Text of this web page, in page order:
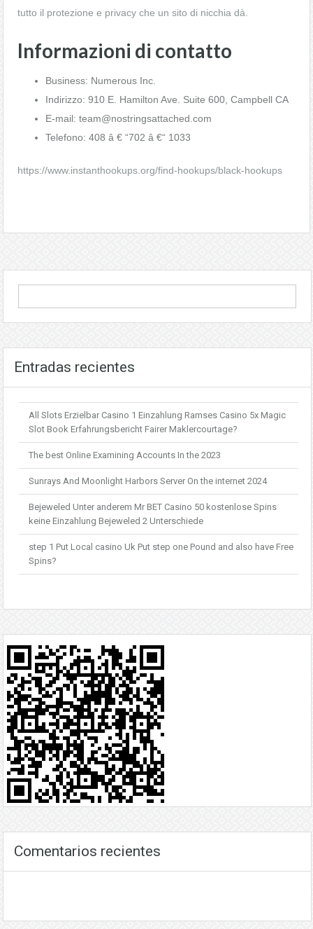
tutto il protezione e privacy che un sito di nicchia dà.
Informazioni di contatto
Business: Numerous Inc.
Indirizzo: 910 E. Hamilton Ave. Suite 600, Campbell CA
E-mail: team@nostringsattached.com
Telefono: 408 â € “702 â €“ 1033
https://www.instanthookups.org/find-hookups/black-hookups
Entradas recientes
All Slots Erzielbar Casino 1 Einzahlung Ramses Casino 5x Magic
Slot Book Erfahrungsbericht Fairer Maklercourtage?
The best Online Examining Accounts In the 2023
Sunrays And Moonlight Harbors Server On the internet 2024
Bejeweled Unter anderem Mr BET Casino 50 kostenlose Spins
keine Einzahlung Bejeweled 2 Unterschiede
step 1 Put Local casino Uk Put step one Pound and also have Free
Spins?
Comentarios recientes